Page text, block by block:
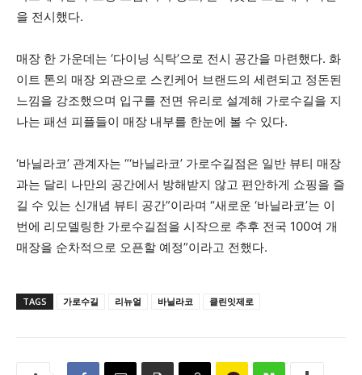
을 전시했다.
매장 한 가운데는 ‘다이닝 식탁’으로 전시 공간을 마련했다. 화
이트 톤의 매장 외관으로 스킨케어 브랜드의 세련되고 정돈된
느낌을 강조했으며 입구를 전면 유리로 설계해 가로수길을 지
나는 패션 피플들이 매장 내부를 한눈에 볼 수 있다.
‘바닐라코’ 관계자는 “‘바닐라코’ 가로수길점은 일반 뷰티 매장
과는 달리 나만의 공간에서 방해받지 않고 편안하게 쇼핑을 즐
길 수 있는 신개념 뷰티 공간”이라며 “새로운 ‘바닐라코’는 이
번에 리모델링한 가로수길점을 시작으로 추후 전국 100여 개
매장을 순차적으로 오픈할 예정”이라고 전했다.
TAGS 가로수길 리뉴얼 바닐라코 클린잇제로